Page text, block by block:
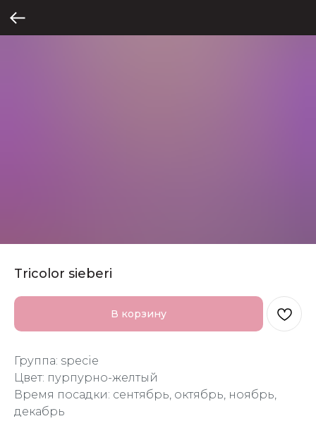
Tricolor sieberi
В корзину
Группа: specie
Цвет: пурпурно-желтый
Время посадки: сентябрь, октябрь, ноябрь,
декабрь